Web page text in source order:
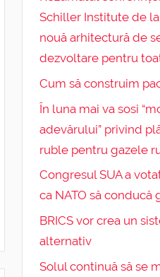
Schiller Institute de
nouă arhitectură de
dezvoltare pentru
Cum să construim
În luna mai va sosi
adevărului” privind
ruble pentru gazele
Congresul SUA a
ca NATO să conducă
BRICS vor crea un
alternativ
Solul continuă să se